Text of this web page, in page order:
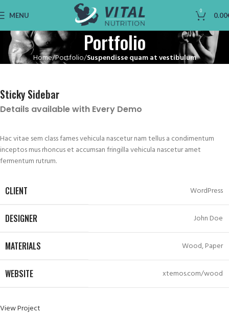
MENU 0 0.00
Portfolio
Home Portfolio Suspendisse quam at vestibulum
Sticky Sidebar
Details available with Every Demo
Hac vitae sem class fames vehicula nascetur nam tellus a condimentum
inceptos mus rhoncus et accumsan fringilla vehicula nascetur amet
fermentum rutrum.
CLIENT WordPress
DESIGNER John Doe
MATERIALS Wood, Paper
WEBSITE xtemos.com/wood
View Project